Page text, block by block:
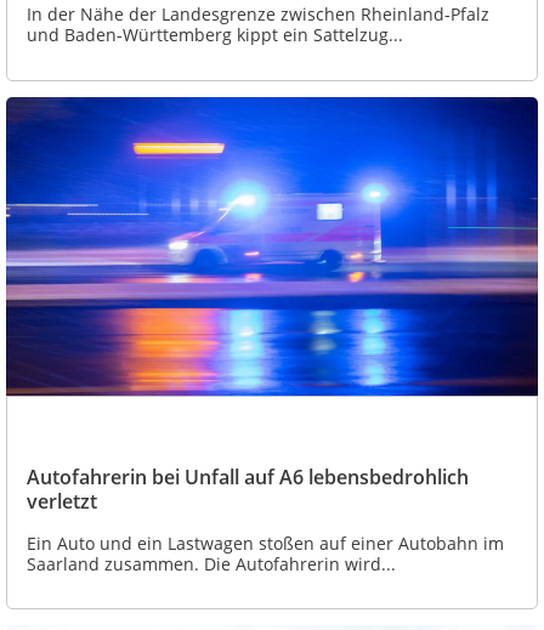
In der Nähe der Landesgrenze zwischen Rheinland-Pfalz
und Baden-Württemberg kippt ein Sattelzug...
Autofahrerin bei Unfall auf A6 lebensbedrohlich
verletzt
Ein Auto und ein Lastwagen stoßen auf einer Autobahn im
Saarland zusammen. Die Autofahrerin wird...